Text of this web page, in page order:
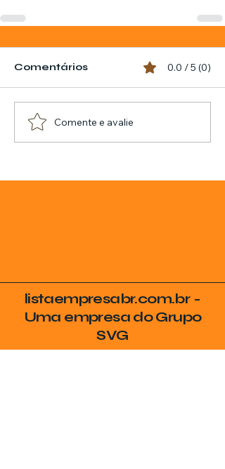
Comentários 0.0 / 5 (0)
Comente e avalie
listaempresabr.com.br -
Uma empresa do Grupo
SVG